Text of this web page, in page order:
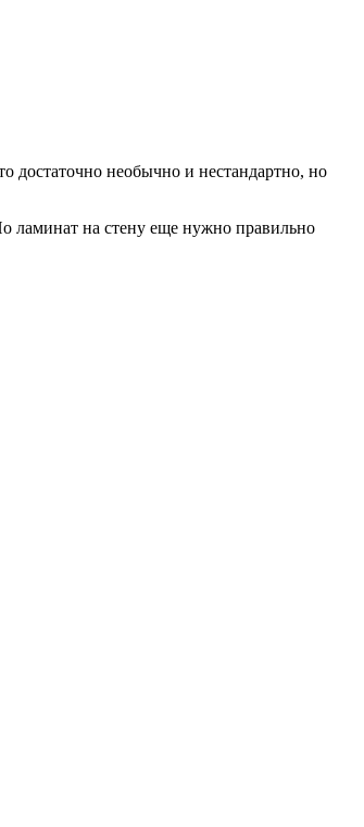
достаточно необычно и нестандартно, но
ламинат на стену еще нужно правильно